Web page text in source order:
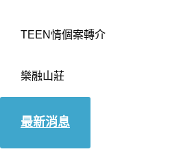
TEEN情個案轉介
樂融山莊
最新消息